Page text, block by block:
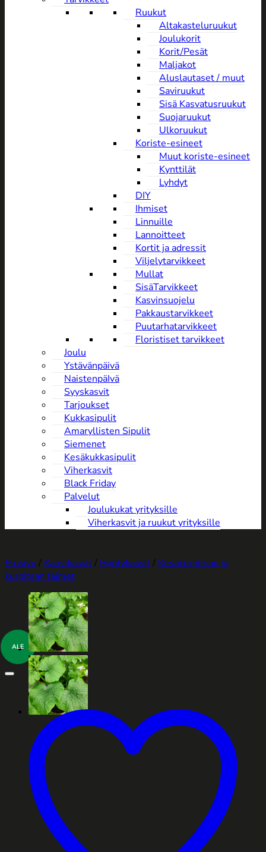
Ruukut
Altakasteluruukut
Joulukorit
Korit/Pesät
Maljakot
Aluslautaset / muut
Saviruukut
Sisä Kasvatusruukut
Suojaruukut
Ulkoruukut
Koriste-esineet
Muut koriste-esineet
Kynttilät
Lyhdyt
DIY
Ihmiset
Linnuille
Lannoitteet
Kortit ja adressit
Viljelytarvikkeet
Mullat
SisäTarvikkeet
Kasvinsuojelu
Pakkaustarvikkeet
Puutarhatarvikkeet
Floristiset tarvikkeet
Joulu
Ystävänpäivä
NaistenpäIvä
Syyskasvit
Tarjoukset
Kukkasipulit
Amaryllisten Sipulit
Siemenet
Kesäkukkasipulit
Viherkasvit
Black Friday
Palvelut
Joulukukat yrityksille
Viherkasvit ja ruukut yrityksille
Etusivu / Kausikasvit/ Hyötykasvit/ Kesäkurpitsan ja
kurpitsan taimet
ALE